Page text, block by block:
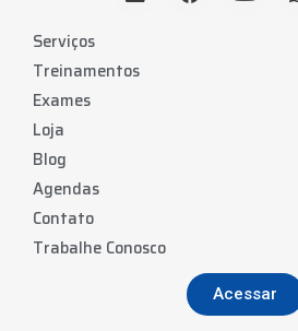
Serviços
Treinamentos
Exames
Loja
Blog
Agendas
Contato
Trabalhe Conosco
Acessar